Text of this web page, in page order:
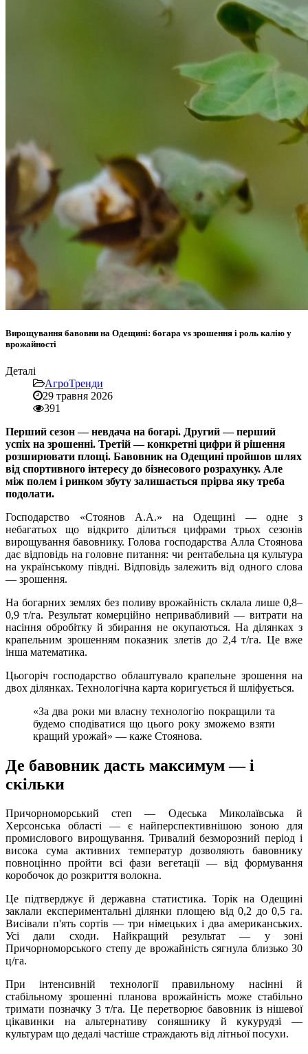
Вирощування бавовни на Одещині: богара vs зрошення і роль калію у
врожайності
Деталі
АгроТренди
29 травня 2026
391
Перший сезон — невдача на богарі. Другий — перший
успіх на зрошенні. Третій — конкретні цифри й рішення
розширювати площі. Бавовник на Одещині пройшов шлях
від спортивного інтересу до бізнесового розрахунку. Але
між полем і ринком збуту залишається прірва яку треба
подолати.
Господарство «Стоянов А.А.» на Одещині — одне з
небагатьох що відкрито ділиться цифрами трьох сезонів
вирощування бавовнику. Голова господарства Алла Стоянова
дає відповідь на головне питання: чи рентабельна ця культура
на українському півдні. Відповідь залежить від одного слова
— зрошення.
На богарних землях без поливу врожайність склала лише 0,8–
0,9 т/га. Результат комерційно непривабливий — витрати на
насіння обробітку й збирання не окупаються. На ділянках з
крапельним зрошенням показник злетів до 2,4 т/га. Це вже
інша математика.
Цьогоріч господарство облаштувало крапельне зрошення на
двох ділянках. Технологічна карта коригується й шліфується.
«За два роки ми власну технологію покращили та
будемо сподіватися що цього року зможемо взяти
кращий урожай» — каже Стоянова.
Де бавовник дасть максимум — і
скільки
Причорноморський степ — Одеська Миколаївська й
Херсонська області — є найперспективнішою зоною для
промислового вирощування. Тривалий безморозний період і
висока сума активних температур дозволяють бавовнику
повноцінно пройти всі фази вегетації — від формування
коробочок до розкриття волокна.
Це підтверджує й державна статистика. Торік на Одещині
заклали експериментальні ділянки площею від 0,2 до 0,5 га.
Висівали п'ять сортів — три німецьких і два американських.
Усі дали сходи. Найкращий результат — у зоні
Причорноморського степу де врожайність сягнула близько 30
ц/га.
При інтенсивній технології правильному насінні й
стабільному зрошенні планова врожайність може стабільно
тримати позначку 3 т/га. Це перетворює бавовник із нішевої
цікавинки на альтернативу соняшнику й кукурудзі —
культурам що дедалі частіше страждають від літньої посухи.